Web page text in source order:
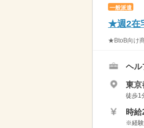
一般派遣
★週2在
★BtoB向け
ヘル
東京
徒歩1
時給
※経験